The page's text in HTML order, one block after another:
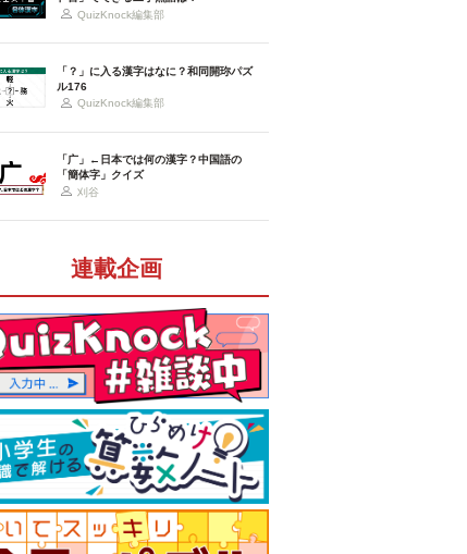
QuizKnock編集部
「？」に入る漢字はなに？和同開珎パズ
ル176
QuizKnock編集部
「广」←日本では何の漢字？中国語の
「簡体字」クイズ
刈谷
連載企画